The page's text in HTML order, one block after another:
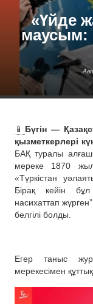
«Үйде
маусым:
📱 Бүгін —
қызметкерлері
БАҚ туралы
мереке 1870
«Түркістан
Бірақ кейін
насихаттап
белгілі болды.
Егер таныс
мерекесімен